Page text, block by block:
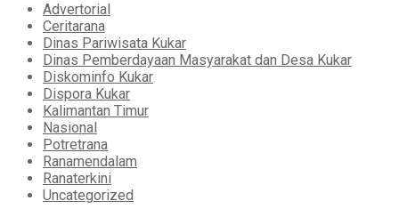
Advertorial
Ceritarana
Dinas Pariwisata Kukar
Dinas Pemberdayaan Masyarakat dan Desa Kukar
Diskominfo Kukar
Dispora Kukar
Kalimantan Timur
Nasional
Potretrana
Ranamendalam
Ranaterkini
Uncategorized